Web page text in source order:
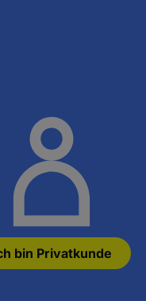
bin Privatkunde
150 -